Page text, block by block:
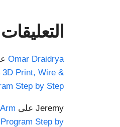
Omar Draidrya
3D Print, Wire &
Step by Step
Jeremy على
Step by